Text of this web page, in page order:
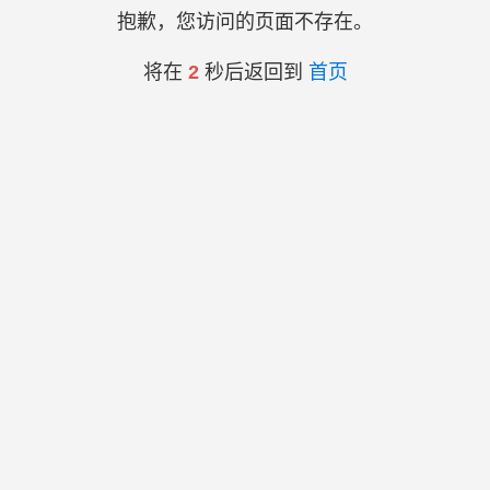
抱歉，您访问的页面不存在。
将在 2秒后返回到 首页